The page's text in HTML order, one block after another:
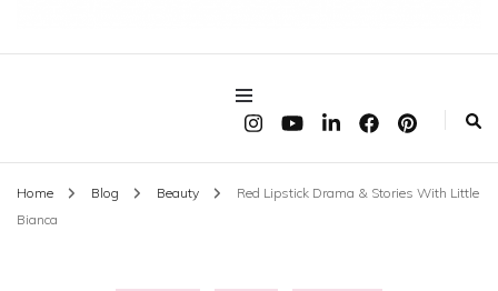
Life With Bianca Blog
Home Blog Beauty
Red Lipstick Drama & Stories With Little
Bianca